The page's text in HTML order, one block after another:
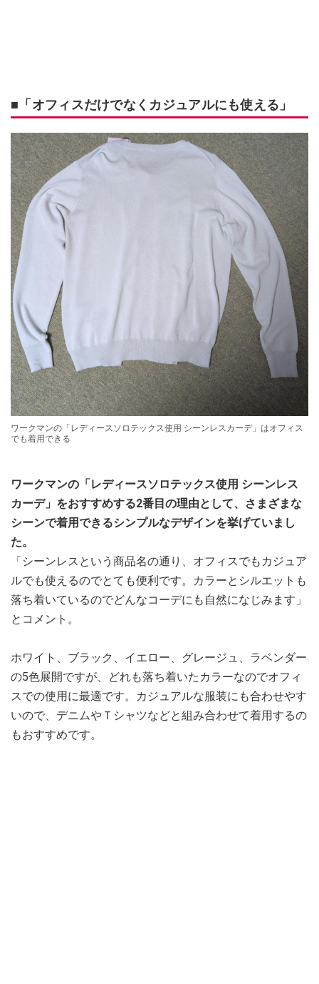
■「オフィスだけでなくカジュアルにも使える」
ワークマンの「レディースソロテックス使用 シーンレスカーデ」はオフィス
でも着用できる
ワークマンの「レディースソロテックス使用 シーンレス
カーデ」をおすすめする2番目の理由として、さまざまな
シーンで着用できるシンプルなデザインを挙げていまし
た。
「シーンレスという商品名の通り、オフィスでもカジュア
ルでも使えるのでとても便利です。カラーとシルエットも
落ち着いているのでどんなコーデにも自然になじみます」
とコメント。
ホワイト、ブラック、イエロー、グレージュ、ラベンダー
の5色展開ですが、どれも落ち着いたカラーなのでオフィ
スでの使用に最適です。カジュアルな服装にも合わせやす
いので、デニムやＴシャツなどと組み合わせて着用するの
もおすすめです。